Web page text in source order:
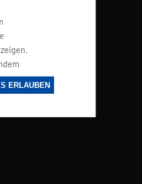
ERLAUBEN